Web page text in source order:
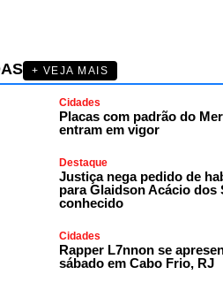
+ VEJA MAIS
Cidades
Placas com padrão do
entram em vigor
Destaque
Justiça nega pedido de
para Glaidson Acácio dos
conhecido
Cidades
Rapper L7nnon se
sábado em Cabo Frio, RJ